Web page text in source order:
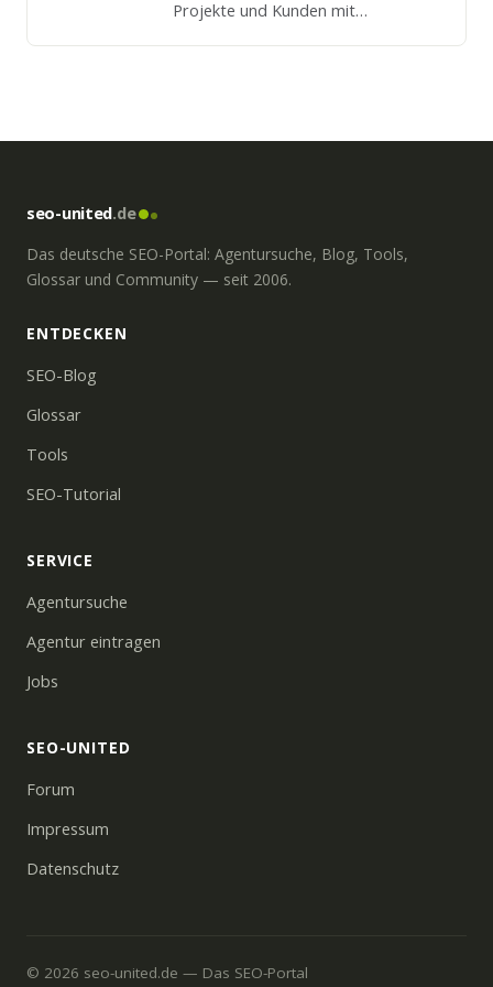
Projekte und Kunden mit
seo-united.de
Das deutsche SEO-Portal: Agentursuche, Blog, Tools,
Glossar und Community — seit 2006.
ENTDECKEN
SEO-Blog
Glossar
Tools
SEO-Tutorial
SERVICE
Agentursuche
Agentur eintragen
Jobs
SEO-UNITED
Forum
Impressum
Datenschutz
© 2026 seo-united.de — Das SEO-Portal